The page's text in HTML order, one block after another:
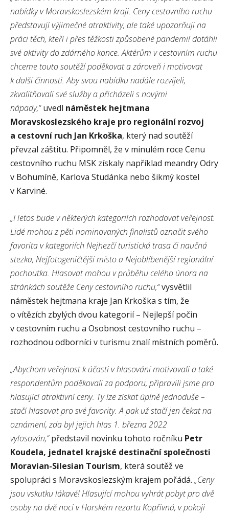
nabídky v Moravskoslezském kraji. Ceny cestovního ruchu
představují výjimečné atraktivity, ale také upozorňují na
práci těch, kteří i přes těžkosti způsobené pandemií dotáhli
své aktivity do zdárného konce. Aktérům v cestovním ruchu
chceme touto soutěžípoděkovat azároveň i motivovat
k další činnosti. Aby svou nabídku nadále rozvíjeli,
zkvalitňovali své služby a přicházeli s novými
nápady,“uvedl náměstek hejtmana
Moravskoslezského kraje pro regionální rozvoj
a cestovní ruch Jan Krkoška, který nad soutěží
převzal záštitu. Připomněl, že v minulém roce Cenu
cestovního ruchu MSK získaly například meandry Odry
v Bohumíně, Karlova Studánka nebo šikmý kostel
v Karviné.
„I letos bude v některých kategoriích rozhodovat veřejnost.
Lidé mohou z pěti nominovaných finalistů označit svého
favorita v kategoriích Nejhezčí turistická trasa či naučná
stezka, Nejfotogeničtější místo a Nejoblíbenější regionální
pochoutka. Hlasovat mohou v průběhu celého února na
stránkách soutěže Ceny cestovního ruchu,“vysvětlil
náměstek hejtmana kraje Jan Krkoška s tím, že
o vítězích zbylých dvou kategorií – Nejlepší počin
v cestovním ruchu a Osobnost cestovního ruchu –
rozhodnou odborníci v turismu znalí místních poměrů.
„Abychom veřejnost k účasti v hlasování motivovali a také
respondentům poděkovali za podporu, připravili jsme pro
hlasující atraktivní ceny. Ty lze získat úplně jednoduše –
stačí hlasovat pro své favority. A pak už stačí jen čekat na
oznámení, zda byl jejich hlas 1. března 2022
vylosován,“představil novinku tohoto ročníku Petr
Koudela, jednatel krajské destinační společnosti
Moravian-Silesian Tourism, která soutěž ve
spolupráci s Moravskoslezským krajem pořádá. „Ceny
jsou vskutku lákavé! Hlasující mohou vyhrát pobyt pro dvě
osoby na dvě noci v Horském rezortu Kopřivná, v pokoji